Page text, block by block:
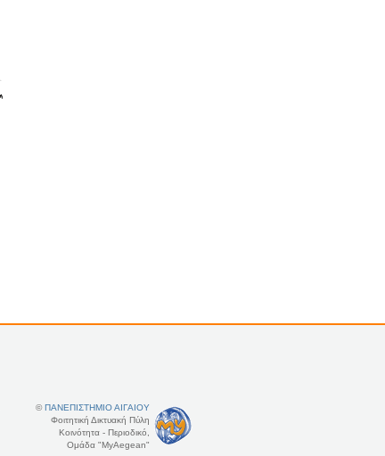
©ΠΑΝΕΠΙΣΤΗΜΙΟ ΑΙΓΑΙΟΥ
Φοιτητική Δικτυακή Πύλη
Κοινότητα - Περιοδικό,
Ομάδα "MyAegean"